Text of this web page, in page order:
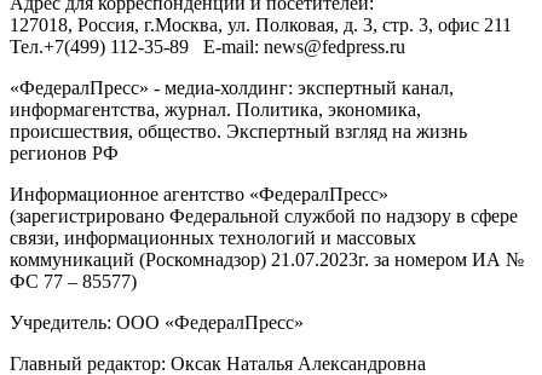
127018, Россия, г.Москва, ул. Полковая, д. 3, стр. 3, офис 211
Тел.+7(499) 112-35-89 E-mail: news@fedpress.ru
«ФедералПресс» - медиа-холдинг: экспертный канал,
информагентства, журнал. Политика, экономика,
происшествия, общество. Экспертный взгляд на жизнь
регионов РФ
Информационное агентство «ФедералПресс»
(зарегистрировано Федеральной службой по надзору в сфере
связи, информационных технологий и массовых
коммуникаций (Роскомнадзор) 21.07.2023г. за номером ИА №
ФС 77 – 85577)
Учредитель: ООО «ФедералПресс»
Главный редактор: Оксак Наталья Александровна